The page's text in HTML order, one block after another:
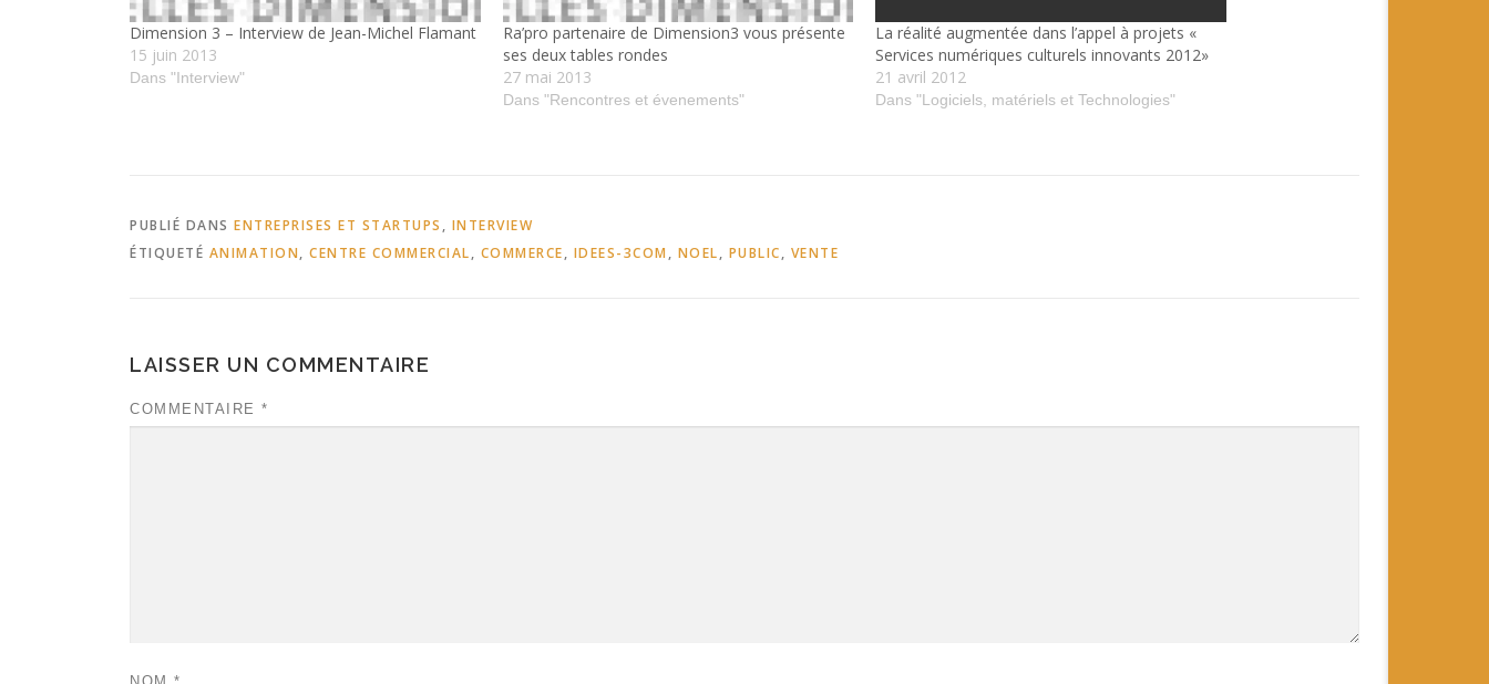
Dimension 3 – Interview de Jean-Michel Flamant
15 juin 2013
Dans "Interview"
Ra’pro partenaire de Dimension3 vous présente
ses deux tables rondes
27 mai 2013
Dans "Rencontres et évenements"
La réalité augmentée dans l’appel à projets «
Services numériques culturels innovants 2012»
21 avril 2012
Dans "Logiciels, matériels et Technologies"
PUBLIÉ DANS ENTREPRISES ET STARTUPS, INTERVIEW
ÉTIQUETÉ ANIMATION, CENTRE COMMERCIAL, COMMERCE, IDEES-3COM, NOEL, PUBLIC, VENTE
LAISSER UN COMMENTAIRE
COMMENTAIRE *